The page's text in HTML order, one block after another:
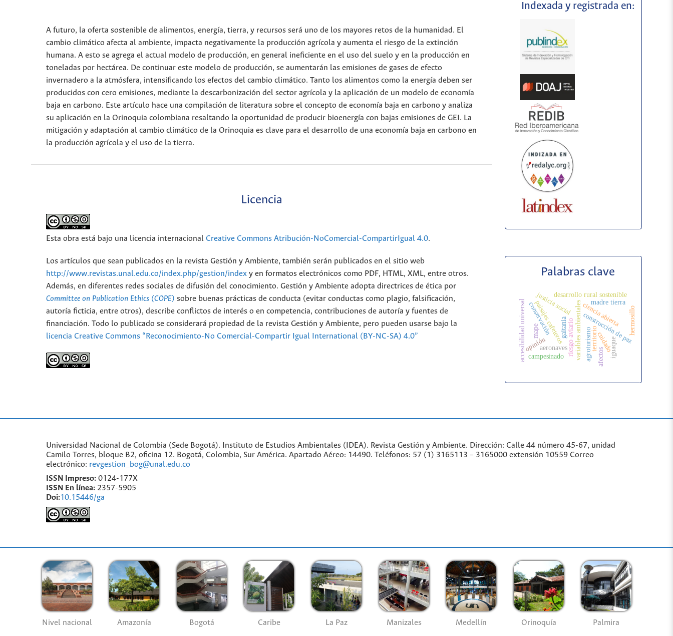
A futuro, la oferta sostenible de alimentos, energía, tierra, y recursos será uno de los mayores retos de la humanidad. El
cambio climático afecta al ambiente, impacta negativamente la producción agrícola y aumenta el riesgo de la extinción
humana. A esto se agrega el actual modelo de producción, en general ineficiente en el uso del suelo y en la producción en
toneladas por hectárea. De continuar este modelo de producción, se aumentarán las emisiones de gases de efecto
invernadero a la atmósfera, intensificando los efectos del cambio climático. Tanto los alimentos como la energía deben ser
producidos con cero emisiones, mediante la descarbonización del sector agrícola y la aplicación de un modelo de economía
baja en carbono. Este artículo hace una compilación de literatura sobre el concepto de economía baja en carbono y analiza
su aplicación en la Orinoquia colombiana resaltando la oportunidad de producir bioenergía con bajas emisiones de GEI. La
mitigación y adaptación al cambio climático de la Orinoquia es clave para el desarrollo de una economía baja en carbono en
la producción agrícola y el uso de la tierra.
Licencia
Esta obra está bajo una licencia internacional Creative Commons Atribución-NoComercial-CompartirIgual 4.0.
Los artículos que sean publicados en la revista Gestión y Ambiente, también serán publicados en el sitio web
http://www.revistas.unal.edu.co/index.php/gestion/index y en formatos electrónicos como PDF, HTML, XML, entre otros.
Además, en diferentes redes sociales de difusión del conocimiento. Gestión y Ambiente adopta directrices de ética por
Committee on Publication Ethics (COPE) sobre buenas prácticas de conducta (evitar conductas como plagio, falsificación,
autoría ficticia, entre otros), describe conflictos de interés o en competencia, contribuciones de autoría y fuentes de
financiación. Todo lo publicado se considerará propiedad de la revista Gestión y Ambiente, pero pueden usarse bajo la
licencia Creative Commons “Reconocimiento-No Comercial-Compartir Igual International (BY-NC-SA) 4.0”
Indexada y registrada en:
Palabras clave
variables ambientales
riesgo aviario
aeronaves
gaitania agroturismo
construcción de paz
desarrollo rural sostenible
paisajes cafeteros territorio
ciencia abierta
justicia social
cuidado
afectos
conservación
iguaque
opinión
madre tierra
campesinado
accesibilidad universal hermosillo
mape
Universidad Nacional de Colombia (Sede Bogotá). Instituto de Estudios Ambientales (IDEA). Revista Gestión y Ambiente. Dirección: Calle 44 número 45-67, unidad
Camilo Torres, bloque B2, oficina 12. Bogotá, Colombia, Sur América. Apartado Aéreo: 14490. Teléfonos: 57 (1) 3165113 – 3165000 extensión 10559 Correo
electrónico: revgestion_bog@unal.edu.co
ISSN Impreso: 0124-177X
ISSN En línea: 2357-5905
Doi:10.15446/ga
Nivel nacional Amazonía Bogotá Caribe La Paz Manizales Medellín Orinoquía Palmira